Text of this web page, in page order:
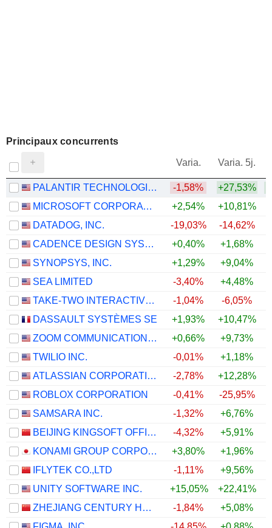
Principaux concurrents
Varia. Varia. 5j.
PALANTIR TECHNOLOGIES INC.
-1,58% +27,53%
MICROSOFT CORPORATION
+2,54% +10,81%
DATADOG, INC.
-19,03% -14,62%
CADENCE DESIGN SYSTEMS, INC.
+0,40% +1,68%
SYNOPSYS, INC.
+1,29% +9,04%
SEA LIMITED
-3,40% +4,48%
TAKE-TWO INTERACTIVE SOFTWARE, INC.
-1,04% -6,05%
DASSAULT SYSTÈMES SE
+1,93% +10,47%
ZOOM COMMUNICATIONS, INC.
+0,66% +9,73%
TWILIO INC.
-0,01% +1,18%
ATLASSIAN CORPORATION
-2,78% +12,28%
ROBLOX CORPORATION
-0,41% -25,95%
SAMSARA INC.
-1,32% +6,76%
BEIJING KINGSOFT OFFICE SOFTWARE, INC.
-4,32% +5,91%
KONAMI GROUP CORPORATION
+3,80% +1,96%
IFLYTEK CO.,LTD
-1,11% +9,56%
UNITY SOFTWARE INC.
+15,05% +22,41%
ZHEJIANG CENTURY HUATONG GROUP CO.,LTD
-1,84% +5,08%